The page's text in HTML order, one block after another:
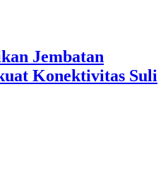
Jembatan
Konektivitas Suli